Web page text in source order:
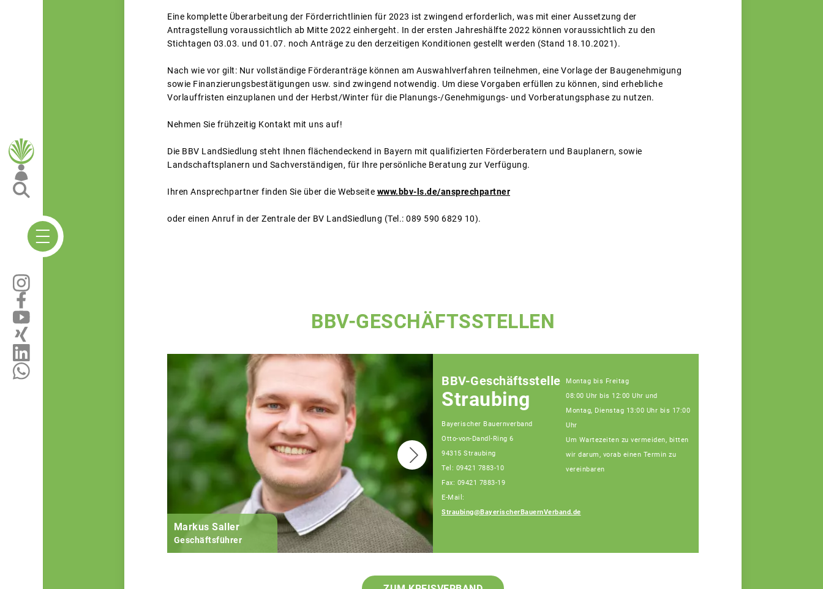
Eine komplette Überarbeitung der Förderrichtlinien für 2023 ist zwingend erforderlich, was mit einer Aussetzung der
Antragstellung voraussichtlich ab Mitte 2022 einhergeht. In der ersten Jahreshälfte 2022 können voraussichtlich zu den
Stichtagen 03.03. und 01.07. noch Anträge zu den derzeitigen Konditionen gestellt werden (Stand 18.10.2021).
Nach wie vor gilt: Nur vollständige Förderanträge können am Auswahlverfahren teilnehmen, eine Vorlage der Baugenehmigung
sowie Finanzierungsbestätigungen usw. sind zwingend notwendig. Um diese Vorgaben erfüllen zu können, sind erhebliche
Vorlauffristen einzuplanen und der Herbst/Winter für die Planungs-/Genehmigungs- und Vorberatungsphase zu nutzen.
Nehmen Sie frühzeitig Kontakt mit uns auf!
Die BBV LandSiedlung steht Ihnen flächendeckend in Bayern mit qualifizierten Förderberatern und Bauplanern, sowie
Landschaftsplanern und Sachverständigen, für Ihre persönliche Beratung zur Verfügung.
Ihren Ansprechpartner finden Sie über die Webseite www.bbv-ls.de/ansprechpartner
oder einen Anruf in der Zentrale der BV LandSiedlung (Tel.: 089 590 6829 10).
BBV-GESCHÄFTSSTELLEN
Markus Saller
Geschäftsführer
BBV-Geschäftsstelle
Straubing
Bayerischer Bauernverband
Otto-von-Dandl-Ring 6
94315 Straubing
Tel: 09421 7883-10
Fax: 09421 7883-19
E-Mail:
Straubing@BayerischerBauernVerband.de
Montag bis Freitag
08:00 Uhr bis 12:00 Uhr und
Montag, Dienstag 13:00 Uhr bis 17:00
Uhr
Um Wartezeiten zu vermeiden, bitten
wir darum, vorab einen Termin zu
vereinbaren